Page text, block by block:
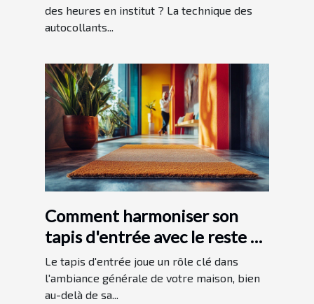
des heures en institut ? La technique des
autocollants...
Comment harmoniser son
tapis d'entrée avec le reste de
sa décoration intérieure
Le tapis d'entrée joue un rôle clé dans
l'ambiance générale de votre maison, bien
au-delà de sa...